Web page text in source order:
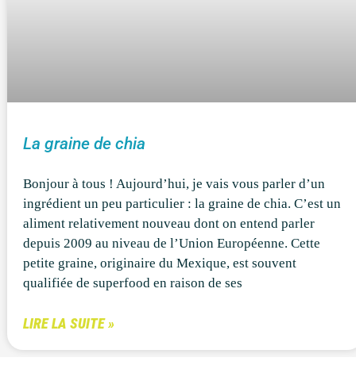
La graine de chia
Bonjour à tous ! Aujourd’hui, je vais vous parler d’un
ingrédient un peu particulier : la graine de chia. C’est un
aliment relativement nouveau dont on entend parler
depuis 2009 au niveau de l’Union Européenne. Cette
petite graine, originaire du Mexique, est souvent
qualifiée de superfood en raison de ses
LIRE LA SUITE »